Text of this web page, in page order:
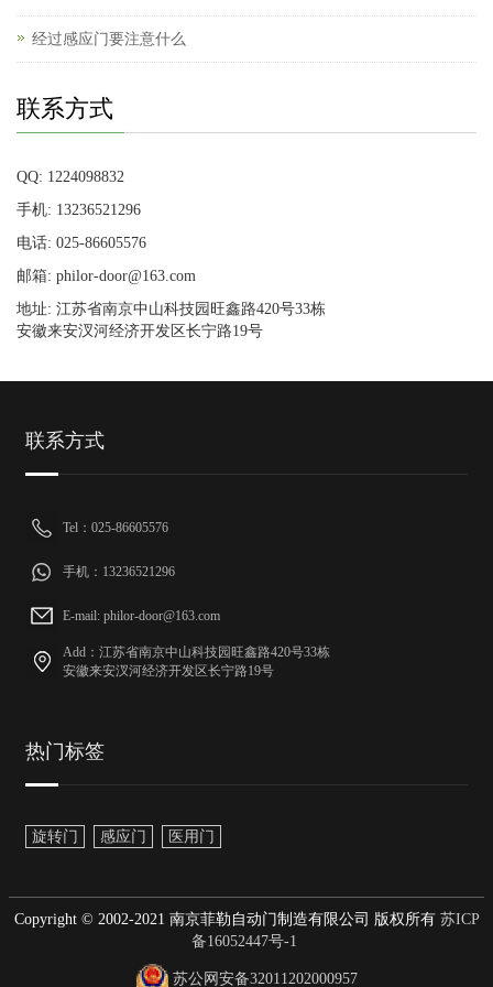
经过感应门要注意什么
联系方式
QQ: 1224098832
手机: 13236521296
电话: 025-86605576
邮箱: philor-door@163.com
地址: 江苏省南京中山科技园旺鑫路420号33栋
安徽来安汊河经济开发区长宁路19号
联系方式
Tel：025-86605576
手机：13236521296
E-mail: philor-door@163.com
Add：江苏省南京中山科技园旺鑫路420号33栋
安徽来安汊河经济开发区长宁路19号
热门标签
旋转门 感应门 医用门
Copyright © 2002-2021 南京菲勒自动门制造有限公司 版权所有苏ICP
备16052447号-1
苏公网安备32011202000957